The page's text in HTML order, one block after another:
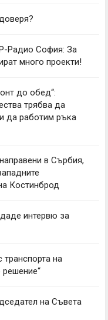
Радио София: За
много проекти!
до обед“:
трябва да
да работим ръка
в Сърбия,
Костинброд
интервю за
на
на Съвета